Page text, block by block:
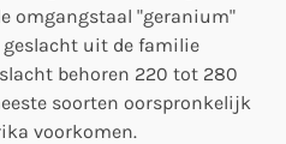
omgangstaal "geranium"
geslacht uit de familie
behoren 220 tot 280
soorten oorspronkelijk
voorkomen.